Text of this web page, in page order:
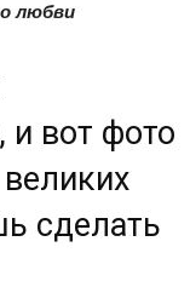
любви
и вот фото
сделать